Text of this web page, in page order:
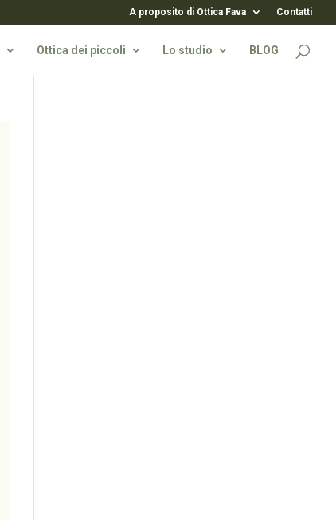
A proposito di Ottica Fava Contatti
Ottica dei piccoli Lo studio BLOG